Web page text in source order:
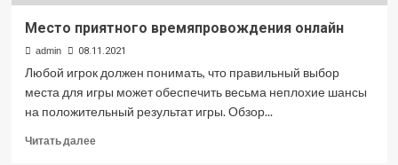
Место приятного времяпровождения онлайн
admin 08.11.2021
Любой игрок должен понимать, что правильный выбор
места для игры может обеспечить весьма неплохие шансы
на положительный результат игры. Обзор...
Читать далееПрочитать